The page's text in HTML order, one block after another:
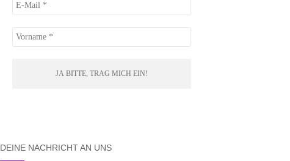
DEINE NACHRICHT AN UNS